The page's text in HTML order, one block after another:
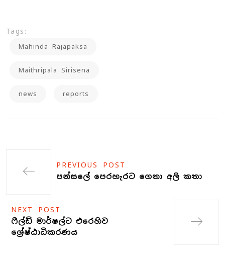
Tags:
Mahinda Rajapaksa
Maithripala Sirisena
news reports
PREVIOUS POST
පන්සලේ පෙරහැරට ගෙනා අලි කතා
NEXT POST
ෆීල්ඩ් මාර්ෂල්ට එරෙහිව
ශ්‍රේෂ්ඨාධිකරණය